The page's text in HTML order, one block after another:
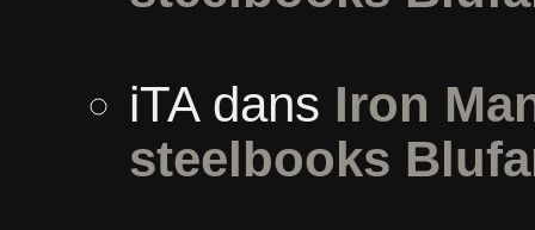
iTAdans Iron
steelbooks